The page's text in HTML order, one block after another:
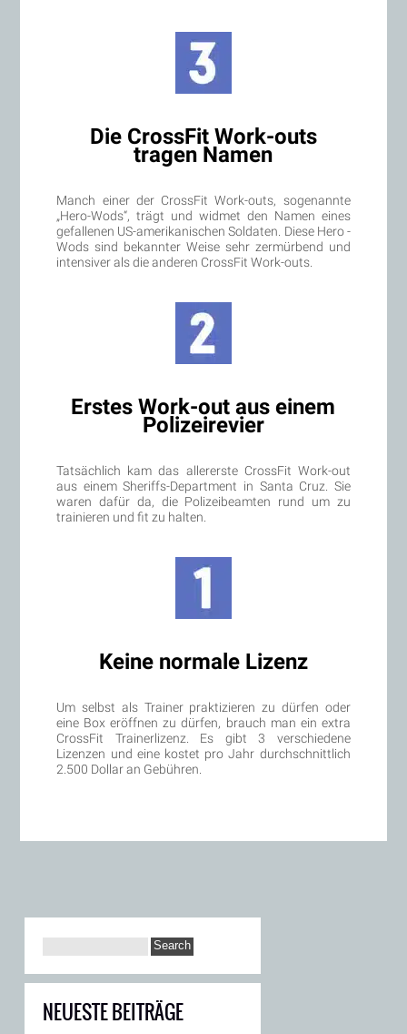
Die CrossFit Work-outs
tragen Namen
Manch einer der CrossFit Work-outs, sogenannte
„Hero-Wods“, trägt und widmet den Namen eines
gefallenen US-amerikanischen Soldaten. Diese Hero -
Wods sind bekannter Weise sehr zermürbend und
intensiver als die anderen CrossFit Work-outs.
Erstes Work-out aus einem
Polizeirevier
Tatsächlich kam das allererste CrossFit Work-out
aus einem Sheriffs-Department in Santa Cruz. Sie
waren dafür da, die Polizeibeamten rund um zu
trainieren und fit zu halten.
Keine normale Lizenz
Um selbst als Trainer praktizieren zu dürfen oder
eine Box eröffnen zu dürfen, brauch man ein extra
CrossFit Trainerlizenz. Es gibt 3 verschiedene
Lizenzen und eine kostet pro Jahr durchschnittlich
2.500 Dollar an Gebühren.
NEUESTE BEITRÄGE